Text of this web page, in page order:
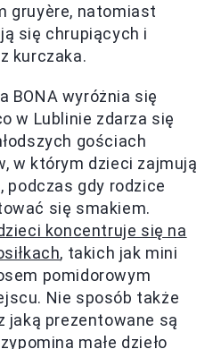
gruyère, natomiast
się chrupiących i
kurczaka.
BONA wyróżnia się
w Lublinie zdarza się
gościach
w którym dzieci zajmują
podczas gdy rodzice
się smakiem.
koncentruje się na
, takich jak mini
pomidorowym
Nie sposób także
jaką prezentowane są
małe dzieło